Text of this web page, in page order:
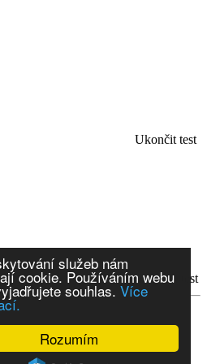
Rozumím
služeb nám
cookie. Používáním webu
souhlas. Více
Ukončit test
..dalšíVyhodnotit test